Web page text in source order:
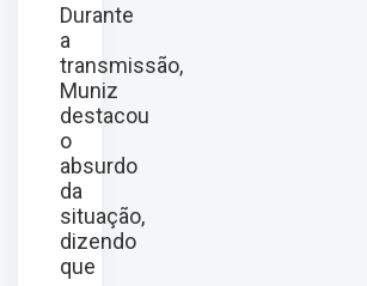
Durante
a
transmissão,
Muniz
destacou
o
absurdo
da
situação,
dizendo
que